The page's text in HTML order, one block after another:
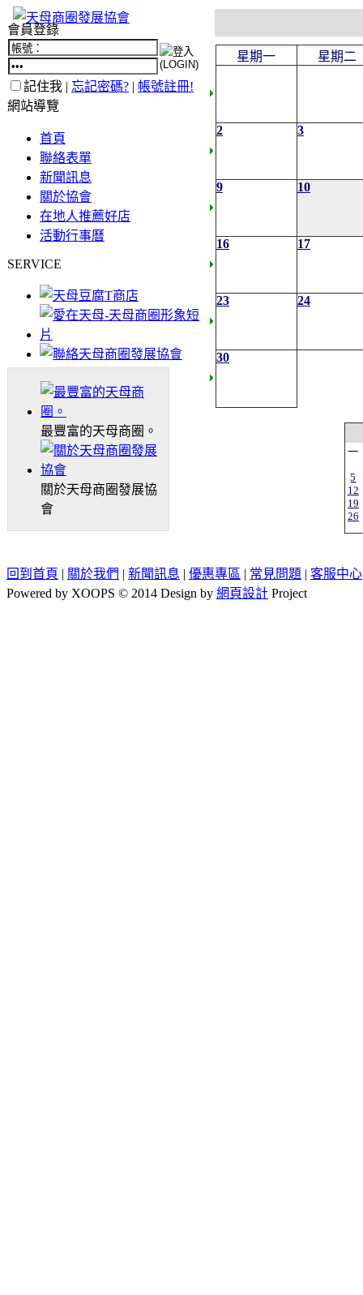
會員登錄
記住我 | 忘記密碼? | 帳號註冊!
網站導覽
首頁
聯絡表單
新聞訊息
關於協會
在地人推薦好店
活動行事曆
SERVICE
最豐富的天母商圈。
關於天母商圈發展協
會
星期一 星期二
2 3
9 10
16 17
23 24
30
一
5
12
19
26
回到首頁 | 關於我們 | 新聞訊息 | 優惠專區 | 常見問題 | 客服中心
Powered by XOOPS © 2014 Design by 網頁設計 Project